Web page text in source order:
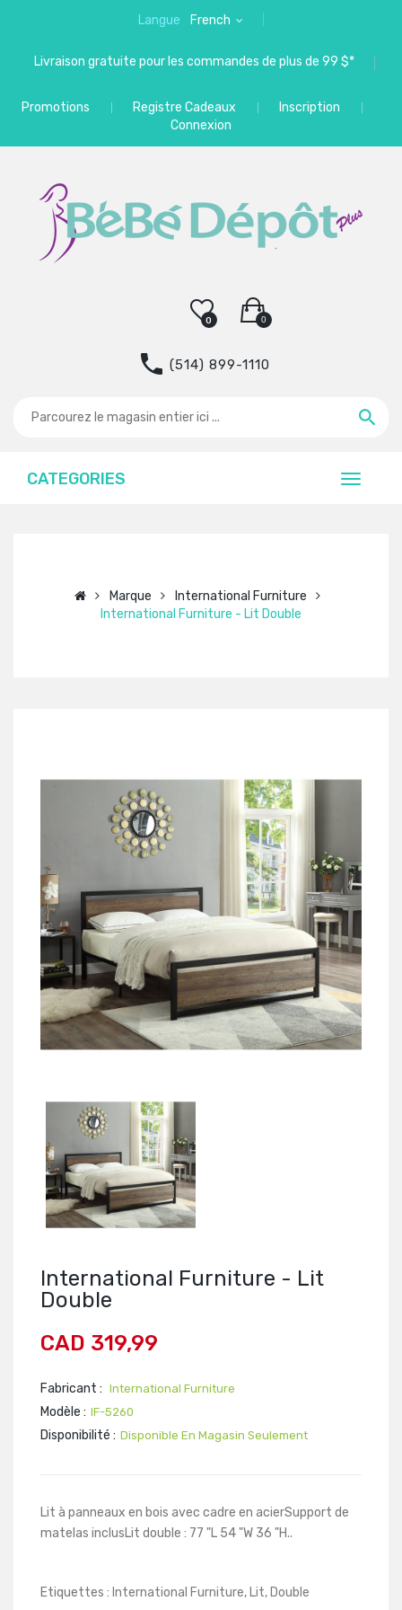
Langue French
Livraison gratuite pour les commandes de plus de 99 $*
Promotions Registre Cadeaux
Inscription
Connexion
0
0
(514) 899-1110
CATEGORIES
Marque
International Furniture
International Furniture - Lit Double
International Furniture - Lit
Double
CAD 319,99
Fabricant : International Furniture
Modèle : IF-5260
Disponibilité : Disponible En Magasin Seulement
Lit à panneaux en bois avec cadre en acierSupport de
matelas inclusLit double : 77 "L 54 "W 36 "H..
Etiquettes : International Furniture, Lit, Double